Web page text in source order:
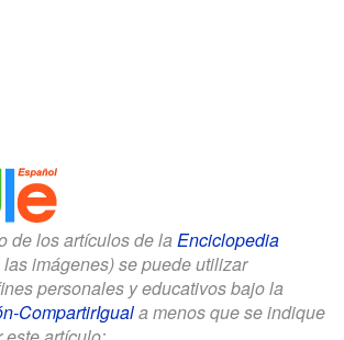
de los artículos de la Enciclopedia
imágenes) se puede utilizar
personales y educativos bajo la
CompartirIguala menos que se indique